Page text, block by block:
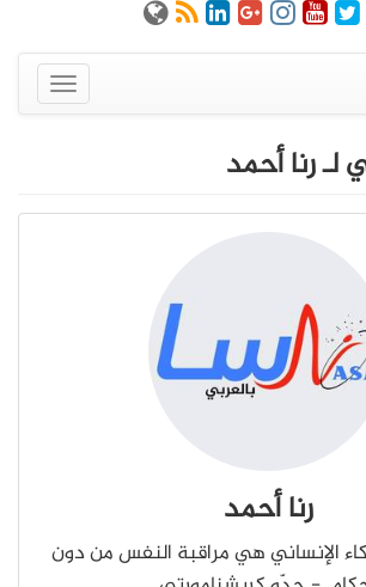
عرض
القائمة
رنا أحمد
رنا أحمد
الإنساني هي مراقبة النفس من دون